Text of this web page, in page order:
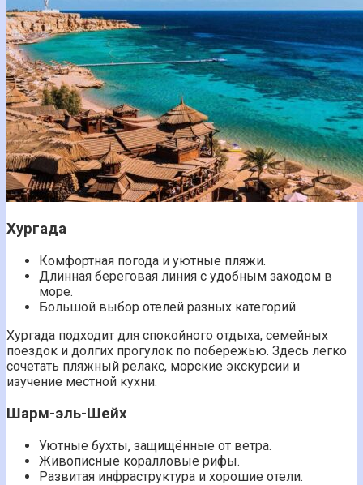
Хургада
Комфортная погода и уютные пляжи.
Длинная береговая линия с удобным заходом в
море.
Большой выбор отелей разных категорий.
Хургада подходит для спокойного отдыха, семейных
поездок и долгих прогулок по побережью. Здесь легко
сочетать пляжный релакс, морские экскурсии и
изучение местной кухни.
Шарм-эль-Шейх
Уютные бухты, защищённые от ветра.
Живописные коралловые рифы.
Развитая инфраструктура и хорошие отели.